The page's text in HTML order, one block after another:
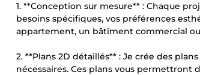
1. **Conception sur mesure** : Chaque
besoins spécifiques, vos préférences
appartement, un bâtiment commercial
2. **Plans 2D détaillés** : Je crée des
nécessaires. Ces plans vous permettront